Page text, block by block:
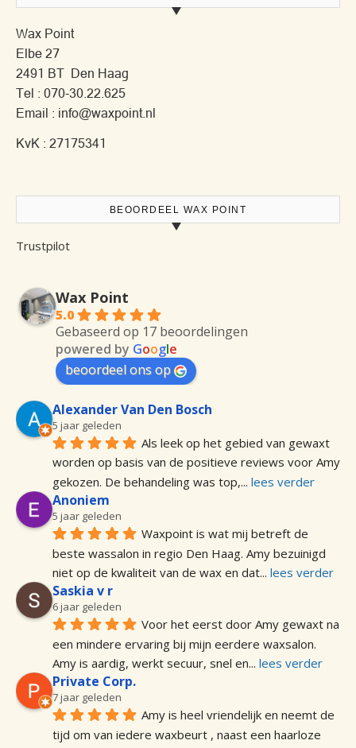
Wax Point
Elbe 27
2491 BT Den Haag
Tel : 070-30.22.625
Email : info@waxpoint.nl
KvK : 27175341
BEOORDEEL WAX POINT
Trustpilot
Wax Point
5.0
Gebaseerd op 17 beoordelingen
powered by Google
beoordeel ons op
Alexander Van Den Bosch
5 jaar geleden
Als leek op het gebied van gewaxt
worden op basis van de positieve reviews voor Amy
gekozen. De behandeling was top,... lees verder
Anoniem
5 jaar geleden
Waxpoint is wat mij betreft de
beste wassalon in regio Den Haag. Amy bezuinigd
niet op de kwaliteit van de wax en dat... lees verder
Saskia v r
6 jaar geleden
Voor het eerst door Amy gewaxt na
een mindere ervaring bij mijn eerdere waxsalon.
Amy is aardig, werkt secuur, snel en... lees verder
Private Corp.
7 jaar geleden
Amy is heel vriendelijk en neemt de
tijd om van iedere waxbeurt , naast een haarloze